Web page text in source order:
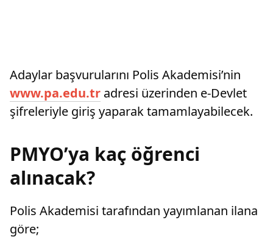
Adaylar başvurularını Polis Akademisi’nin
www.pa.edu.tr adresi üzerinden e-Devlet
şifreleriyle giriş yaparak tamamlayabilecek.
PMYO’ya kaç öğrenci
alınacak?
Polis Akademisi tarafından yayımlanan ilana
göre;